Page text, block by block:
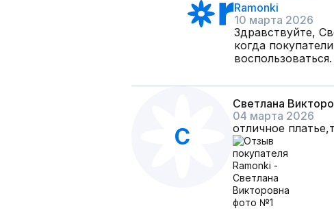
Ramonki
10 марта 2026
Здравствуйте,
когда
С
Светлана
04 марта 2026
отличное